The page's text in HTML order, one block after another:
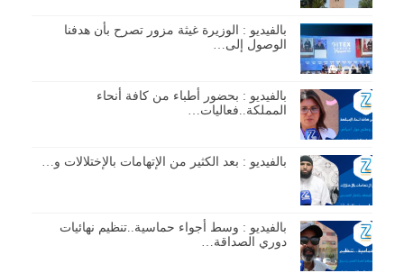
بالفيديو : الوزيرة غيثة مزور تصرح بأن هدفنا
الوصول إلى…
بالفيديو : بحضور أطباء من كافة أنحاء
المملكة..فعاليات…
بالفيديو : بعد الكثير من الإتهامات بالإختلالات و…
بالفيديو : وسط أجواء حماسية..تنظيم نهائيات
دوري الصداقة…